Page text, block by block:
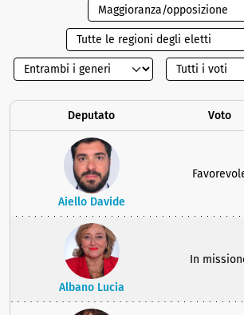
Deputato Voto
Aiello Davide
Albano Lucia
In